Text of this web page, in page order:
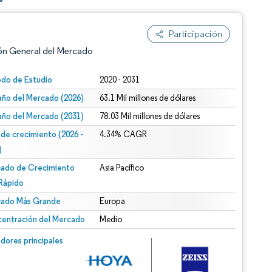
Participación
General del Mercado
de Estudio 2020 - 2031
del Mercado (2026) 63.1 Mil millones de dólares
del Mercado (2031) 78.03 Mil millones de dólares
de crecimiento (2026 -
4.34% CAGR
de Crecimiento
Asia Pacífico
Más Grande Europa
del Mercado Medio
principales
© Mordor Intelligence. El uso requiere atribución según CC BY 4.0.
CC BY 4.0.